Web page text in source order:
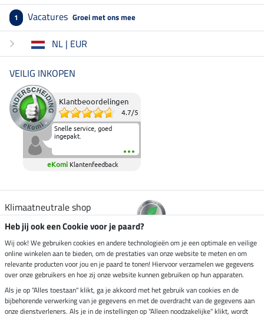
1 Vacatures Groei met ons mee
NL | EUR
VEILIG INKOPEN
Klantbeoordelingen
4.7/5
Snelle service, goed
ingepakt.
eKomi Klantenfeedback
Klimaatneutrale shop
Verzending per
Veilig betalen met
Heb jij ook een Cookie voor je paard?
Wij ook! We gebruiken cookies en andere technologieën om je een optimale en veilige
online winkelen aan te bieden, om de prestaties van onze website te meten en om
relevante producten voor jou en je paard te tonen! Hiervoor verzamelen we gegevens
over onze gebruikers en hoe zij onze website kunnen gebruiken op hun apparaten.
Als je op "Alles toestaan" klikt, ga je akkoord met het gebruik van cookies en de
bijbehorende verwerking van je gegevens en met de overdracht van de gegevens aan
onze dienstverleners. Als je in de instellingen op "Alleen noodzakelijke" klikt, wordt